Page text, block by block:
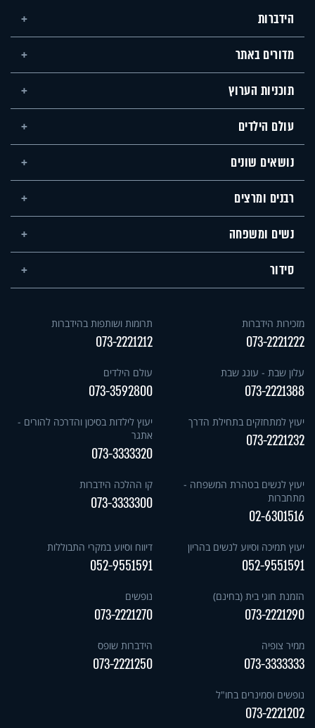
הידברות
מדורים באתר
תוכניות הערוץ
עולם הילדים
נושאים שונים
רבנים ומרצים
נשים ומשפחה
סידור
מזכירות הידברות
073-2221222
תרומות ושותפות בהידברות
073-2221212
עלון שבת - עונג שבת
073-2221388
עולם הילדים
073-3592800
יעוץ למתחזקים בתחילת הדרך
073-2221232
יעוץ לילדות בסיכון והדרכה להורים -
אתגר
073-3333320
יעוץ לנשים בטהרת המשפחה -
מתחברות
02-6301516
קו ההלכה הידברות
073-3333300
יעוץ תמיכה וסיוע לנשים בהריון
052-9551591
דיווח וסיוע במקרי התבוללות
052-9551591
הזמנת חוגי בית (בחינם)
073-2221290
נופשים
073-2221270
ממיר צופיה
073-3333333
הידברות שופס
073-2221250
נופשים וסמינרים בחו"ל
073-2221202